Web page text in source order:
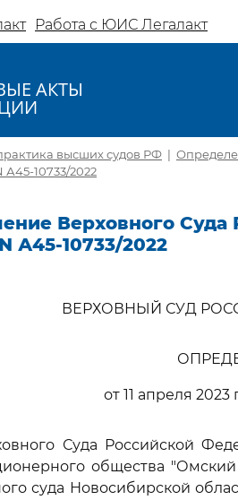
Работа с ЮИС Легалакт
АКТЫ
высших судов РФ |
А45-10733/2022
Верховного Суда
А45-10733/2022
ВЕРХОВНЫЙ СУД
от 11 апреля
Суда Российской
общества
суда Новосибирской